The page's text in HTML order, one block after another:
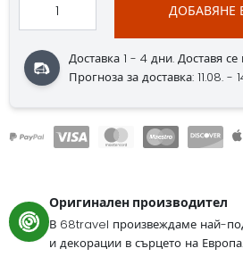
ДОБАВЯНЕ
Доставка 1 - 4 дни. Доставя
Прогноза за доставка: 11.08. -
Оригинален производител
В 68travel произвеждаме най-
и декорации в сърцето на Европа.